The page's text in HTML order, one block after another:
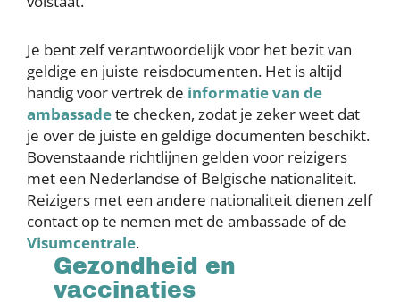
Je bent zelf verantwoordelijk voor het bezit van
geldige en juiste reisdocumenten. Het is altijd
handig voor vertrek de informatie van de
ambassadete checken, zodat je zeker weet dat
je over de juiste en geldige documenten beschikt.
Bovenstaande richtlijnen gelden voor reizigers
met een Nederlandse of Belgische nationaliteit.
Reizigers met een andere nationaliteit dienen zelf
contact op te nemen met de ambassade of de
Visumcentrale.
Gezondheid en
vaccinaties